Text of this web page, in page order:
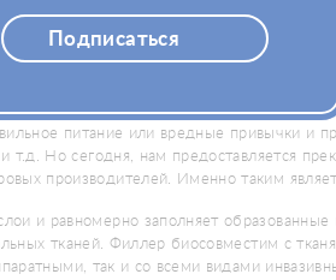
признаков старения становится
питание или вредные
Но сегодня, нам предоставляется
производителей. Именно таким
и равномерно заполняет образованные
тканей. Филлер биосовместим с
так и со всеми видами
Подписаться